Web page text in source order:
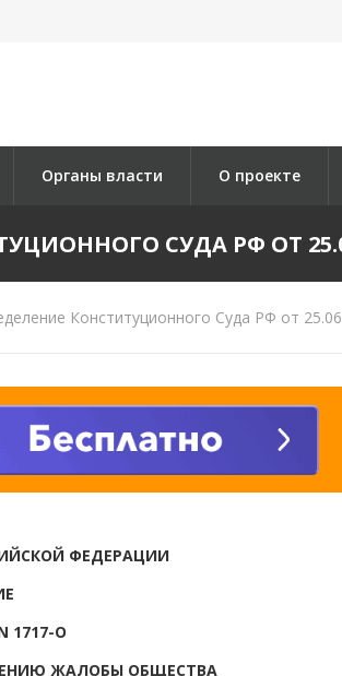
Органы власти О проекте
СУДА РФ ОТ
Конституционного Суда РФ от
ФЕДЕРАЦИИ
1717-О
ЖАЛОБЫ ОБЩЕСТВА